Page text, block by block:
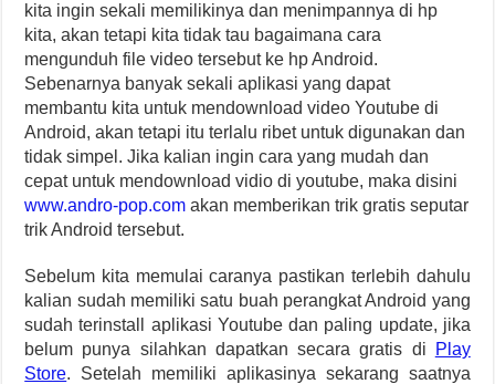
kita ingin sekali memilikinya dan menimpannya di hp
kita, akan tetapi kita tidak tau bagaimana cara
mengunduh file video tersebut ke hp Android.
Sebenarnya banyak sekali aplikasi yang dapat
membantu kita untuk mendownload video Youtube di
Android, akan tetapi itu terlalu ribet untuk digunakan dan
tidak simpel. Jika kalian ingin cara yang mudah dan
cepat untuk mendownload vidio di youtube, maka disini
www.andro-pop.com akan memberikan trik gratis seputar
trik Android tersebut.
Sebelum kita memulai caranya pastikan terlebih dahulu
kalian sudah memiliki satu buah perangkat Android yang
sudah terinstall aplikasi Youtube dan paling update, jika
belum punya silahkan dapatkan secara gratis di
Play
Store. Setelah memiliki aplikasinya sekarang saatnya